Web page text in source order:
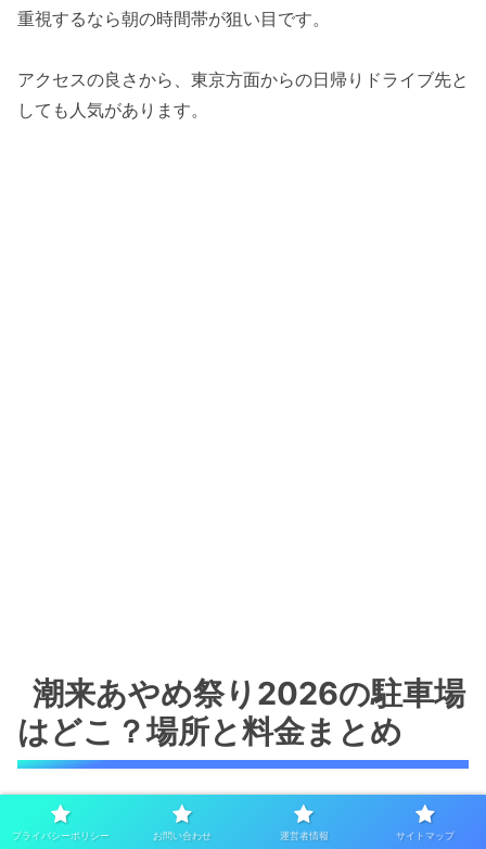
重視するなら朝の時間帯が狙い目です。
アクセスの良さから、東京方面からの日帰りドライブ先と
しても人気があります。
潮来あやめ祭り2026の駐車場
はどこ？場所と料金まとめ
駐車場については、水郷潮来バスターミナル駐車場 の料金
プライバシーポリシー お問い合わせ 運営者情報 サイトマップ